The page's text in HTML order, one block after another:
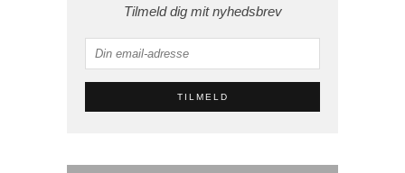
Tilmeld dig mit nyhedsbrev